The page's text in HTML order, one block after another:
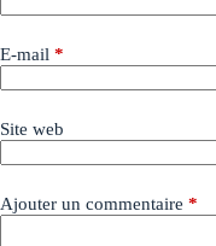
E-mail *
Site web
Ajouter un commentaire *